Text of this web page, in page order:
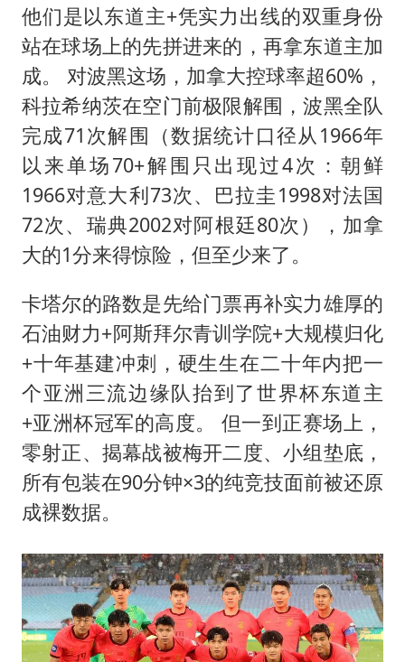
他们是以东道主+凭实力出线的双重身份
站在球场上的先拼进来的，再拿东道主加
成。 对波黑这场，加拿大控球率超60%，
科拉希纳茨在空门前极限解围，波黑全队
完成71次解围（数据统计口径从1966年
以来单场70+解围只出现过4次：朝鲜
1966对意大利73次、巴拉圭1998对法国
72次、瑞典2002对阿根廷80次），加拿
大的1分来得惊险，但至少来了。
卡塔尔的路数是先给门票再补实力雄厚的
石油财力+阿斯拜尔青训学院+大规模归化
+十年基建冲刺，硬生生在二十年内把一
个亚洲三流边缘队抬到了世界杯东道主
+亚洲杯冠军的高度。 但一到正赛场上，
零射正、揭幕战被梅开二度、小组垫底，
所有包装在90分钟×3的纯竞技面前被还原
成裸数据。